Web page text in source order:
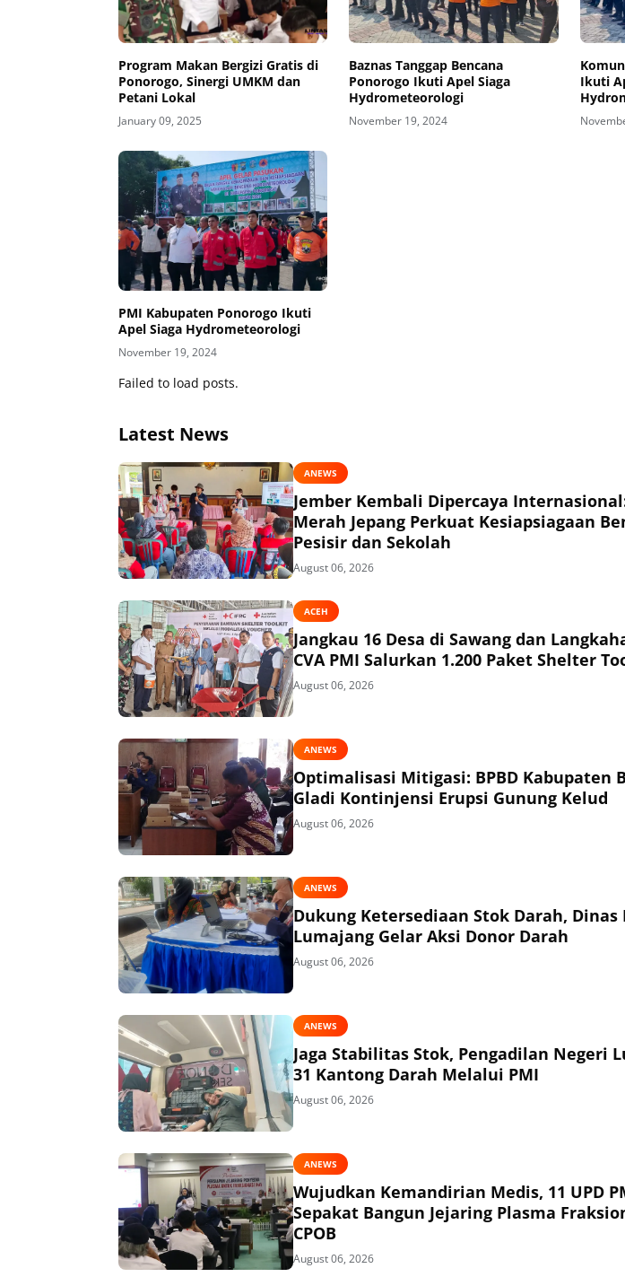
Program Makan Bergizi Gratis di
Ponorogo, Sinergi UMKM dan
Petani Lokal
January 09, 2025
Baznas Tanggap Bencana
Ponorogo Ikuti Apel Siaga
Hydrometeorologi
November 19, 2024
Ikuti
PMI Kabupaten Ponorogo Ikuti
Apel Siaga Hydrometeorologi
November 19, 2024
Failed to load posts.
Latest News
ANEWS
Jember Kembali Dipercaya
Merah Jepang Perkuat Kesiapsiagaan
Pesisir dan Sekolah
August 06, 2026
ACEH
Jangkau 16 Desa di Sawang dan
CVA PMI Salurkan 1.200 Paket Shelter
August 06, 2026
ANEWS
Optimalisasi Mitigasi: BPBD Kabupaten
Gladi Kontinjensi Erupsi Gunung Kelud
August 06, 2026
ANEWS
Dukung Ketersediaan Stok Darah, Dinas
Lumajang Gelar Aksi Donor Darah
August 06, 2026
ANEWS
Jaga Stabilitas Stok, Pengadilan Negeri
31 Kantong Darah Melalui PMI
August 06, 2026
ANEWS
Wujudkan Kemandirian Medis, 11 UPD
Sepakat Bangun Jejaring Plasma
CPOB
August 06, 2026